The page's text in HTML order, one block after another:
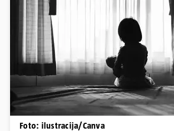
Foto: ilustracija/Canva